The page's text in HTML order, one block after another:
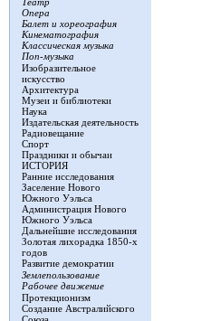
Опера
Балет и хореография
Кинематография
Классическая музыка
Поп-музыка
Изобразительное
искусство
Архитектура
Музеи и библиотеки
Наука
Издательская деятельность
Радиовещание
Спорт
Праздники и обычаи
ИСТОРИЯ
Ранние исследования
Заселение Нового
Южного Уэльса
Администрация Нового
Южного Уэльса
Дальнейшие исследования
Золотая лихорадка 1850-х
годов
Развитие демократии
Землепользование
Рабочее движение
Протекционизм
Создание Австралийского